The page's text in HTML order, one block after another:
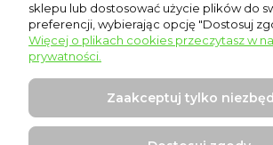
Płatności i dostawa
Informacje
sklepu lub dostosować użycie plików do
preferencji, wybierając opcję "Dostosuj
Więcej o plikach cookies przeczytasz w
prywatności.
Zaakceptuj tylko